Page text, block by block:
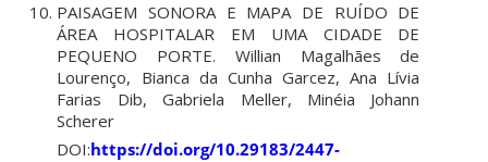
PAISAGEM SONORA E MAPA DE RUÍDO DE
ÁREA HOSPITALAR EM UMA CIDADE DE
PEQUENO PORTE. Willian Magalhães de
Lourenço, Bianca da Cunha Garcez, Ana Lívia
Farias Dib, Gabriela Meller, Minéia Johann
Scherer
DOI:https://doi.org/10.29183/2447-